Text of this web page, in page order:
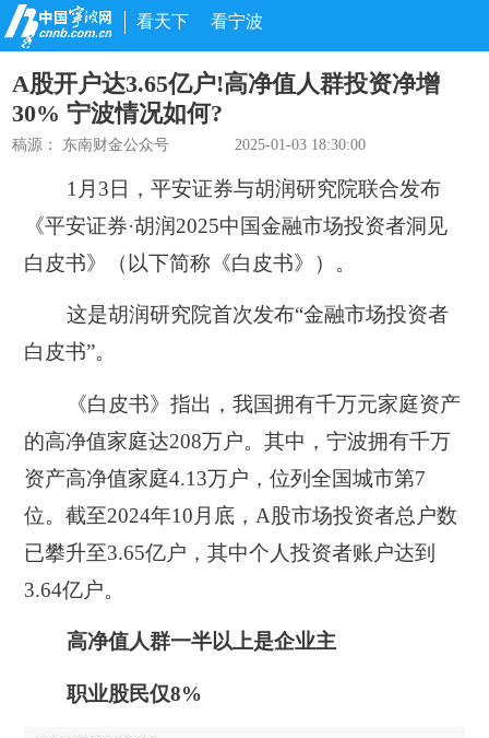
看天下 看宁波
A股开户达3.65亿户!高净值人群投资净增
30% 宁波情况如何?
稿源： 东南财金公众号 2025-01-03 18:30:00
1月3日，平安证券与胡润研究院联合发布
《平安证券·胡润2025中国金融市场投资者洞见
白皮书》
（以下简称《白皮书》） 。
这是胡润研究院首次发布“金融市场投资者
白皮书”。
《白皮书》指出，我国拥有千万元家庭资产
的高净值家庭达208万户。其中，宁波拥有千万
资产高净值家庭4.13万户，位列全国城市第7
位。截至2024年10月底，A股市场投资者总户数
已攀升至3.65亿户，其中个人投资者账户达到
3.64亿户。
高净值人群一半以上是企业主
职业股民仅8%